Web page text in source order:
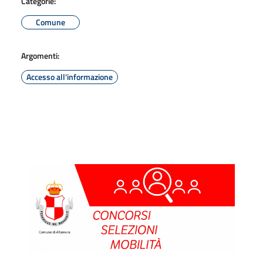
Comune
Argomenti:
Accesso all'informazione